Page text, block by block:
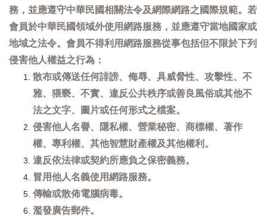
務，並應遵守中華民國相關法令及網際網路之國際規範。若
會員於中華民國領域外使用網路服務，並應遵守當地國家或
地域之法令。會員不得利用網路服務從事包括但不限於下列
侵害他人權益之行為：
散布或傳送任何誹謗、侮辱、具威脅性、攻擊性、不
雅、猥褻、不實、違反公共秩序或善良風俗或其他不
法之文字、圖片或任何形式之檔案。
侵害他人名譽、隱私權、營業秘密、商標權、著作
權、專利權、其他智慧財產權及其他權利。
違反依法律或契約所應負之保密義務。
冒用他人名義使用網路服務。
傳輸或散佈電腦病毒。
濫發廣告郵件。